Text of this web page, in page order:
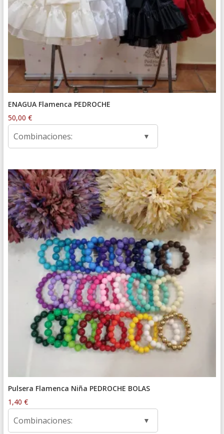
ENAGUA Flamenca PEDROCHE
50,00 €
Combinaciones:
Pulsera Flamenca Niña PEDROCHE BOLAS
1,40 €
Combinaciones: